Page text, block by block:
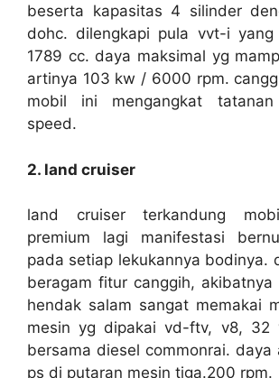
beserta kapasitas 4 silinder
dohc. dilengkapi pula vvt-i yang
1789 cc. daya maksimal yg
artinya 103 kw / 6000 rpm.
mobil ini mengangkat
speed.
2. land cruiser
land cruiser terkandung
premium lagi manifestasi
pada setiap lekukannya bodinya.
beragam fitur canggih, akibatnya
hendak salam sangat memakai
mesin yg dipakai vd-ftv, v8, 32
bersama diesel commonrai. daya
ps di putaran mesin tiga.200 rpm.